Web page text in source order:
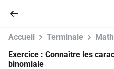
Accueil Terminale
Exercice : Connaître les
binomiale